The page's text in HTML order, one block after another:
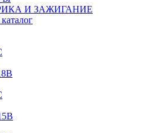
И ЗАЖИГАНИЕ